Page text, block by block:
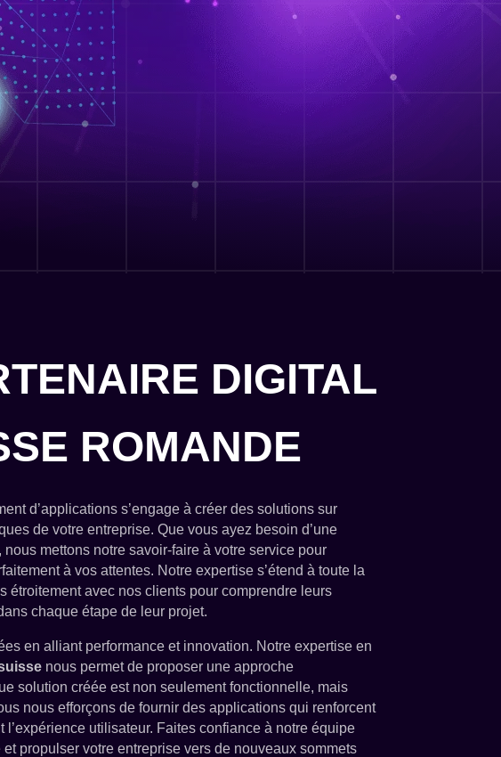
DIGITAL
ROMANDE
d’applications s’engage à créer des solutions sur
de votre entreprise. Que vous ayez besoin d’une
, nous mettons notre savoir-faire à votre service pour
à vos attentes. Notre expertise s’étend à toute la
étroitement avec nos clients pour comprendre leurs
chaque étape de leur projet.
en alliant performance et innovation. Notre expertise en
nous permet de proposer une approche
solution créée est non seulement fonctionnelle, mais
nous efforçons de fournir des applications qui renforcent
l’expérience utilisateur. Faites confiance à notre équipe
propulser votre entreprise vers de nouveaux sommets